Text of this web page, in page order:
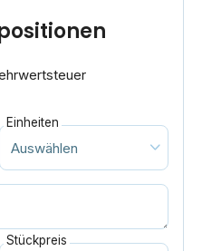
Einheiten
Stückpreis